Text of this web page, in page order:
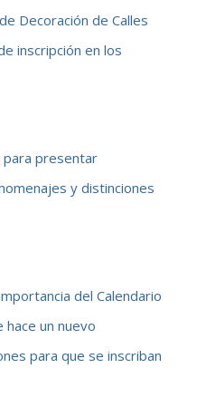
Decoración de Calles
inscripción en los
presentar
y distinciones
del Calendario
un nuevo
para que se inscriban